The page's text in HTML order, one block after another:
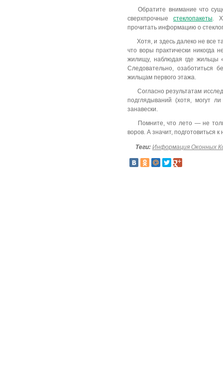
Обратите внимание что
сверхпрочные стеклопакеты .
прочитать информацию о
Хотя, и здесь далеко не все
что воры практически никогда
жилищу, наблюдая где жильцы
Следовательно, озаботиться
жильцам первого этажа.
Согласно результатам
подглядываний (хотя, могут
занавески.
Помните, что лето — не
воров. А значит, подготовиться
Теги: Информация Оконных